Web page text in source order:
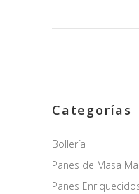
Categorías
Bollería
Panes de Masa
Panes